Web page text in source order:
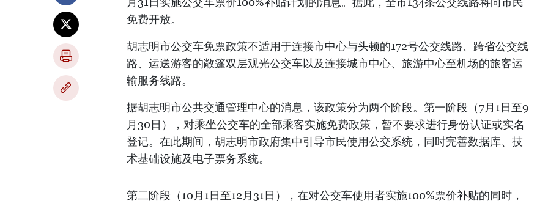
免费开放。
胡志明市公交车免票政策不适用于连接市中心与头顿的172号公交线路、跨省公交线
路、运送游客的敞篷双层观光公交车以及连接城市中心、旅游中心至机场的旅客运
输服务线路。
据胡志明市公共交通管理中心的消息，该政策分为两个阶段。第一阶段（7月1日至9
月30日），对乘坐公交车的全部乘客实施免费政策，暂不要求进行身份认证或实名
登记。在此期间，胡志明市政府集中引导市民使用公交系统，同时完善数据库、技
术基础设施及电子票务系统。
第二阶段（10月1日至12月31日），在对公交车使用者实施100%票价补贴的同时，